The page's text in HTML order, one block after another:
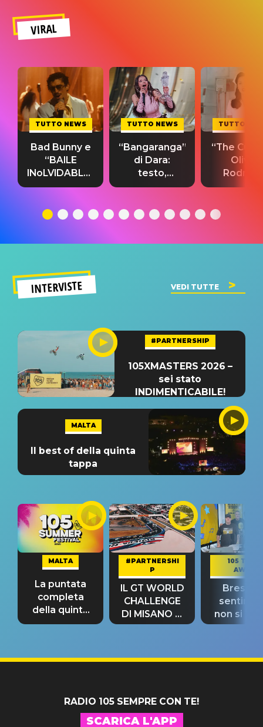
VIRAL
TUTTO NEWS
Bad Bunny e
“BAILE
INoLVIDABLE”:
testo,
significato
TUTTO NEWS
“Bangaranga”
di Dara:
testo,
traduzione e
del singolo
TUTTO
“The
Olivia
testo,
INTERVISTE VEDI TUTTE
#PARTNERSHIP
105XMASTERS 2026 –
sei stato
INDIMENTICABILE!
MALTA
Il best of della quinta
tappa
MALTA
La puntata
completa
della quinta
tappa
#PARTNERSHI
P
IL GT WORLD
CHALLENGE
DI MISANO si
riconferma
105 TAKE
AWAY
Bresh:
non si
fino alla
RADIO 105 SEMPRE CON TE!
SCARICA L'APP